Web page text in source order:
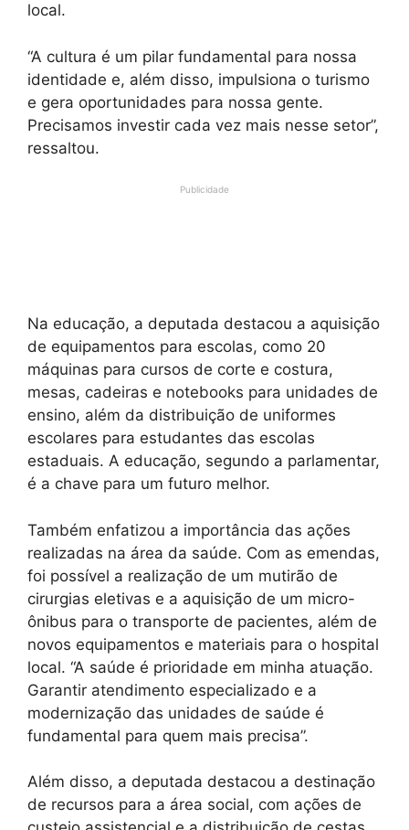
local.
“A cultura é um pilar fundamental para nossa
identidade e, além disso, impulsiona o turismo
e gera oportunidades para nossa gente.
Precisamos investir cada vez mais nesse setor”,
ressaltou.
Publicidade
Na educação, a deputada destacou a aquisição
de equipamentos para escolas, como 20
máquinas para cursos de corte e costura,
mesas, cadeiras e notebooks para unidades de
ensino, além da distribuição de uniformes
escolares para estudantes das escolas
estaduais. A educação, segundo a parlamentar,
é a chave para um futuro melhor.
Também enfatizou a importância das ações
realizadas na área da saúde. Com as emendas,
foi possível a realização de um mutirão de
cirurgias eletivas e a aquisição de um micro-
ônibus para o transporte de pacientes, além de
novos equipamentos e materiais para o hospital
local. “A saúde é prioridade em minha atuação.
Garantir atendimento especializado e a
modernização das unidades de saúde é
fundamental para quem mais precisa”.
Além disso, a deputada destacou a destinação
de recursos para a área social, com ações de